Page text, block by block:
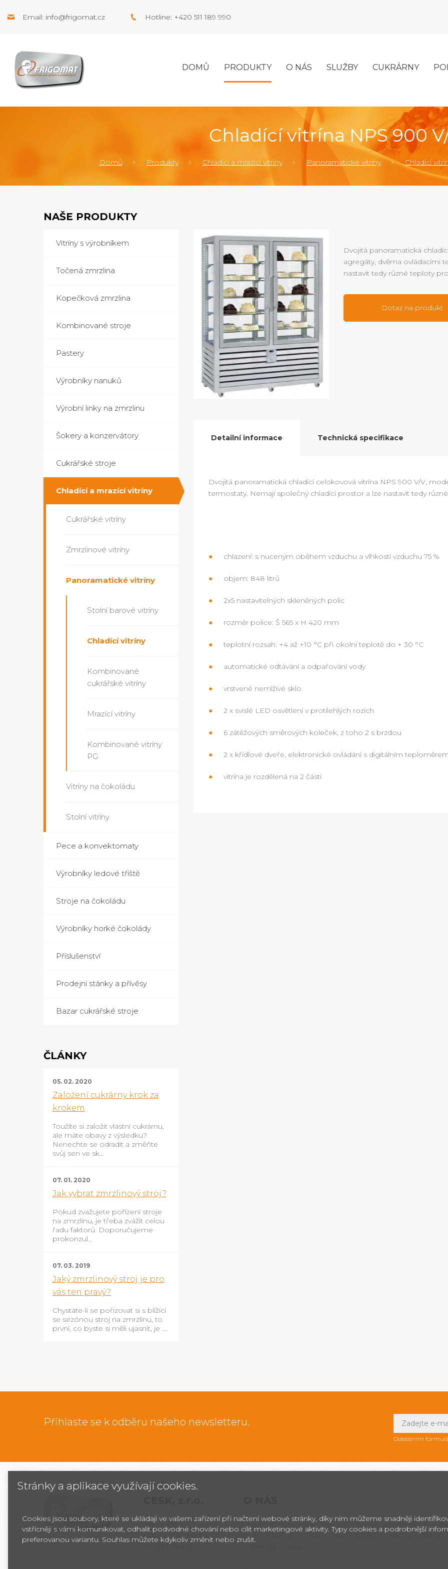
Email: info@frigomat.cz Hotline: +420 511 189 990
DOMŮ PRODUKTY O NÁS SLUŽBY CUKRÁRNY
Chladící vitrína NPS 900
Domů Produkty Chladící a mrazící vitríny Panoramatické vitríny Chladící
NAŠE PRODUKTY
Vitríny s výrobníkem
Točená zmrzlina
Kopečková zmrzlina
Kombinované stroje
Pastery
Výrobníky nanuků
Výrobní linky na zmrzlinu
Šokery a konzervátory
Cukrářské stroje
Chladící a mrazící vitríny
Cukrářské vitríny
Zmrzlinové vitríny
Panoramatické vitríny
Stolní barové vitríny
Chladící vitríny
Kombinované
cukrářské vitríny
Mrazící vitríny
Kombinované vitríny
PG
Vitríny na čokoládu
Stolní vitríny
Pece a konvektomaty
Výrobníky ledové tříště
Stroje na čokoládu
Výrobníky horké čokolády
Příslušenství
Prodejní stánky a přívěsy
Bazar cukrářské stroje
ČLÁNKY
05. 02. 2020
Založení cukrárny krok za
krokem
Toužíte si založit vlastní cukrárnu,
ale máte obavy z výsledku?
Nenechte se odradit a změňte
svůj sen ve sk...
07. 01. 2020
Jak vybrat zmrzlinový stroj?
Pokud zvažujete pořízení stroje
na zmrzlinu, je třeba zvážit celou
řadu faktorů. Doporučujeme
prokonzul...
07. 03. 2019
Jaký zmrzlinový stroj je pro
vás ten pravý?
Chystáte-li se pořizovat si s blížící
se sezónou stroj na zmrzlinu, to
první, co byste si měli ujasnit, je ...
Dvojitá panoramatická
agregáty, dvěma ovládacími
nastavit tedy různé teploty
Dotaz na produkt
Detailní informace Technická specifikace
Dvojitá panoramatická chladící celokovová vitrína NPS 900 V/V,
termostaty. Nemají společný chladící prostor a lze nastavit tedy
chlazení: s nuceným oběhem vzduchu a vlhkostí vzduchu 75 %
objem: 848 litrů
2x5 nastavitelných skleněných polic
rozměr police: Š 565 x H 420 mm
teplotní rozsah: +4 až +10 °C při okolní teplotě do + 30 °C
automatické odtávání a odpařování vody
vrstvené nemlživé sklo
2 x svislé LED osvětlení v protilehlých rozích
6 zátěžových směrových koleček, z toho 2 s brzdou
2 x křídlové dveře, elektronické ovládání s digitálním
vitrína je rozdělená na 2 části
Přihlaste se k odběru našeho newsletteru.
Odesláním
Jarní 1058/44i, 614 00
Brno - Maloměřice
Dopřejte svým zákazníkům zmrzlinu té nejvyšší jakosti!
tradici a bohatým zkušenostem špičkou v oboru
Stránky a aplikace využívají cookies.
Cookies jsou soubory, které se ukládají ve vašem zařízení při načtení webové stránky, díky nim můžeme snadněji
vstřícněji s vámi komunikovat, odhalit podvodné chování nebo cílit marketingové aktivity. Typy cookies a podrobnější
preferovanou variantu. Souhlas můžete kdykoliv změnit nebo zrušit.